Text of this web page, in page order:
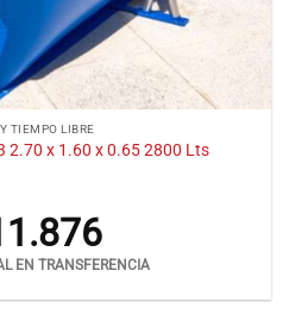
TIEMPO LIBRE
2.70 x 1.60 x 0.65 2800 Lts
EN TRANSFERENCIA